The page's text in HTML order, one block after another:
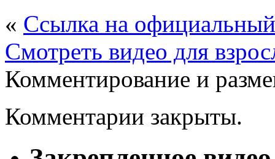
« Ссылка на
Смотреть видео для
Комментирование и
Комментарии закрыты.